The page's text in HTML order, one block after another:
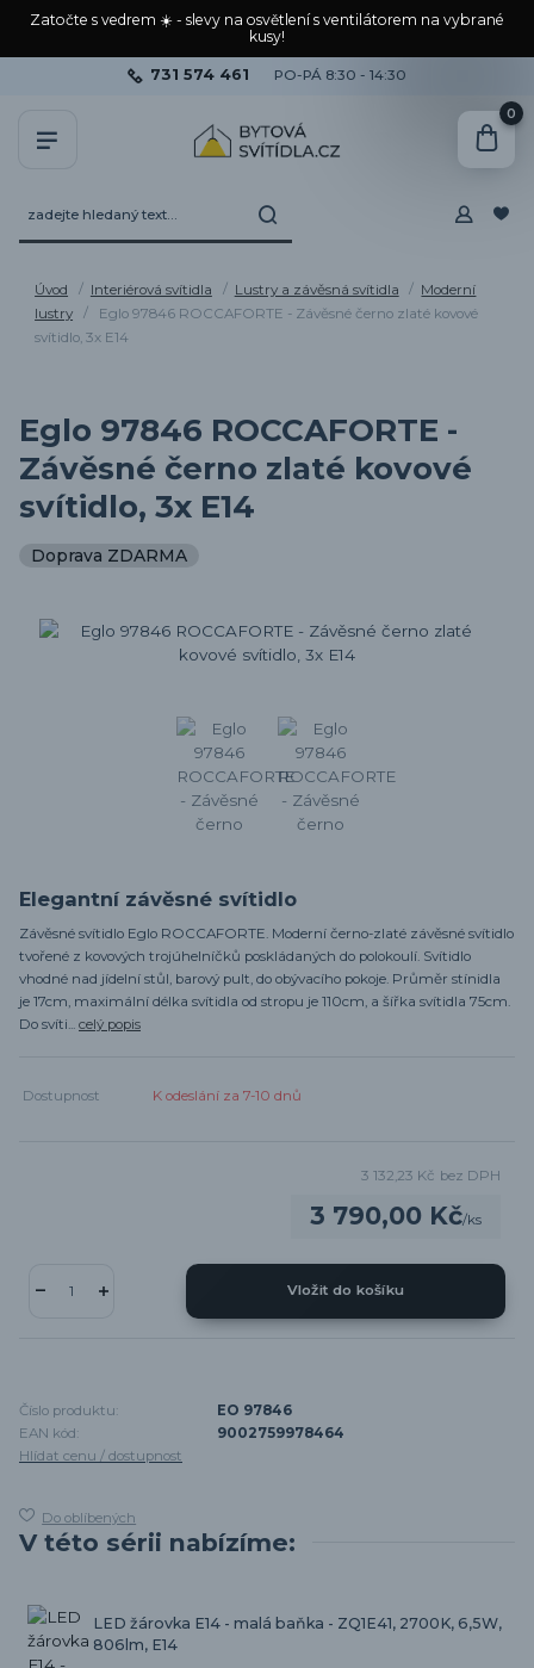
Zatočte s vedrem ☀️ - slevy na osvětlení s ventilátorem na vybrané
kusy!
731 574 461 PO-PÁ 8:30 - 14:30
0
Úvod Interiérová svítidla Lustry a závěsná svítidla
Moderní
lustry
Eglo 97846 ROCCAFORTE - Závěsné černo zlaté kovové
svítidlo, 3x E14
Eglo 97846 ROCCAFORTE -
Závěsné černo zlaté kovové
svítidlo, 3x E14
Doprava ZDARMA
Elegantní závěsné svítidlo
Závěsné svítidlo Eglo ROCCAFORTE. Moderní černo-zlaté závěsné svítidlo
tvořené z kovových trojúhelníčků poskládaných do polokoulí. Svítidlo
vhodné nad jídelní stůl, barový pult, do obývacího pokoje. Průměr stínidla
je 17cm, maximální délka svítidla od stropu je 110cm, a šířka svítidla 75cm.
Do svíti... celý popis
Dostupnost K odeslání za 7-10 dnů
3 790,00 Kč/ks
3 132,23 Kč bez DPH
Vložit do košíku
Číslo produktu:
EO 97846
EAN kód:
9002759978464
Hlídat cenu / dostupnost
Do oblíbených
V této sérii nabízíme:
LED žárovka E14 - malá baňka - ZQ1E41, 2700K, 6,5W,
806lm, E14